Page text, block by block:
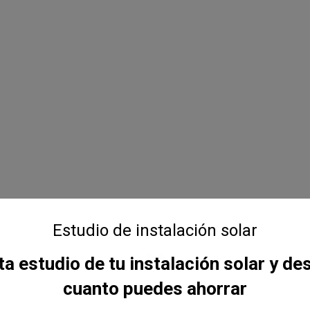
Estudio de instalación solar
estudio de tu instalación solar y
cuanto puedes ahorrar